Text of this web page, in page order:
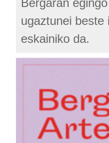
Bergaran
ugaztunei beste
eskainiko da.